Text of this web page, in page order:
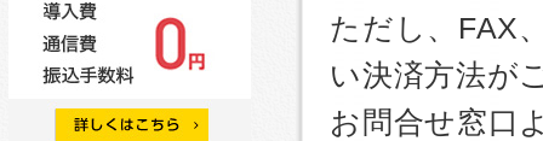
ただし、FAX
い決済方法が
お問合せ窓口